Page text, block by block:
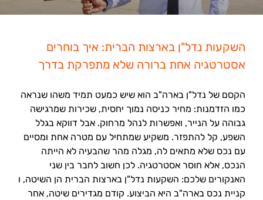
השקעות נדל"ן בארצות הברית: איך בוחרים
אסטרטגיה אחת ברורה שלא מתפרקת בדרך
הקסם של נדל"ן בארה"ב הוא שיש כמעט תמיד משהו שנראה
כמו הזדמנות: מחיר כניסה נמוך יחסית, שכירות שמרגישה
גבוהה על הנייר, ואפשרות לנהל מרחוק. אבל דווקא בגלל
השפע, קל להתפזר. משקיע שמתחיל עם מטרה אחת ומסיים
עם נכס שלא מתאים לה, מגלה מהר שהבעיה לא הייתה
הנכס, אלא חוסר אסטרטגיה. לכן חשוב לחבר בין שני
האנקורים שלכם: השקעות נדל"ן בארצות הברית הן השיטה, ו
קניית נכס בארה"ב היא הביצוע. קודם מגדירים שיטה, אחר